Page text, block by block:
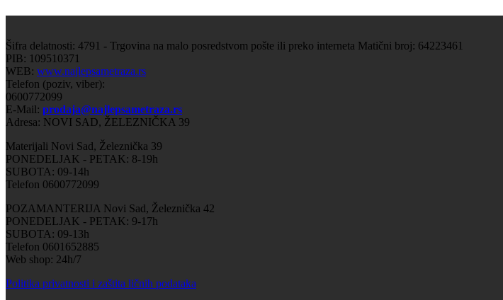
Šifra delatnosti: 4791 - Trgovina na malo posredstvom pošte ili preko interneta Matični broj: 64223461
PIB: 109510371
WEB: www.najlepsametraza.rs
Telefon (poziv, viber):
0600772099
E-Mail: prodaja@najlepsametraza.rs
Adresa: NOVI SAD, ŽELEZNIČKA 39
Materijali Novi Sad, Železnička 39
PONEDELJAK - PETAK: 8-19h
SUBOTA: 09-14h
Telefon 0600772099
POZAMANTERIJA Novi Sad, Železnička 42
PONEDELJAK - PETAK: 9-17h
SUBOTA: 09-13h
Telefon 0601652885
Web shop: 24h/7
Politika privatnosti i zaštita ličnih podataka